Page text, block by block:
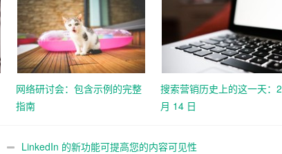
网络研讨会：包含示例的完整
指南
搜索营销历史上的这一天：2
月 14 日
LinkedIn 的新功能可提高您的内容可见性